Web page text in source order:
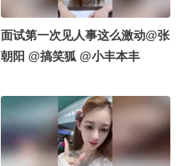
面试第一次见人事这么激动@张
朝阳 @搞笑狐 @小丰本丰